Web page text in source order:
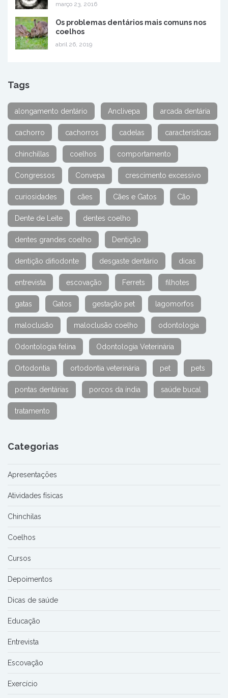
março 23, 2016
Os problemas dentários mais comuns nos
coelhos
abril 26, 2019
Tags
alongamento dentário Anclivepa arcada dentária
cachorro cachorros cadelas características
chinchillas coelhos comportamento
Congressos Convepa crescimento excessivo
curiosidades cães Cães e Gatos Cão
Dente de Leite dentes coelho
dentes grandes coelho Dentição
dentição difiodonte desgaste dentário dicas
entrevista escovação Ferrets filhotes
gatas Gatos gestação pet lagomorfos
maloclusão maloclusão coelho odontologia
Odontologia felina Odontologia Veterinária
Ortodontia ortodontia veterinária pet pets
pontas dentárias porcos da índia saúde bucal
tratamento
Categorias
Apresentações
Atividades físicas
Chinchilas
Coelhos
Cursos
Depoimentos
Dicas de saúde
Educação
Entrevista
Escovação
Exercício